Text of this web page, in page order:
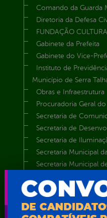
Comando da Guarda
Diretoria da Defesa
FUNDAÇÃO
Gabinete da Prefeita
Gabinete do Vice-
Instituto de
Município de Serra
Obras e Infraestrutura
Procuradoria Geral
Secretaria de
Secretaria de
Secretaria de
Secretaria Municipal
Secretaria Municipal
Secretaria Municipal
SEMARH / Secretaria
Secretaria Municipal
Secretaria Municipal